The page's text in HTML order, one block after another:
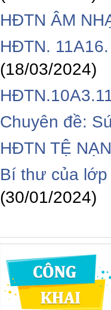
HĐTN ÂM
HĐTN.
(18/03/2024)
Chuyên đề:
HĐTN TỆ
Bí thư của
(30/01/2024)